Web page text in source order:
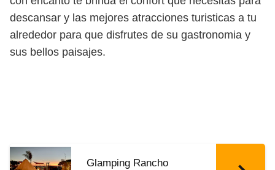
descansar y las mejores atracciones turisticas a tu
alrededor para que disfrutes de su gastronomia y
sus bellos paisajes.
Glamping Rancho